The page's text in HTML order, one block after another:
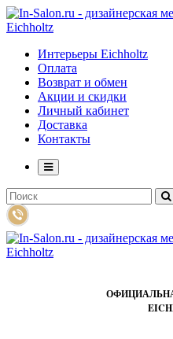
Интерьеры Eichholtz
Оплата
Возврат и обмен
Акции и скидки
Личный кабинет
Доставка
Контакты